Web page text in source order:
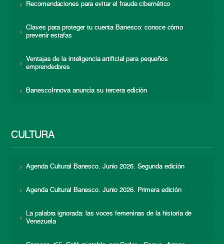
Recomendaciones para evitar el fraude cibernético
Claves para proteger tu cuenta Banesco: conoce cómo
prevenir estafas
Ventajas de la inteligencia artificial para pequeños
emprendedores
BanescoInnova anuncia su tercera edición
CULTURA
Agenda Cultural Banesco. Junio 2026. Segunda edición
Agenda Cultural Banesco. Junio 2026. Primera edición
La palabra ignorada: las voces femeninas de la historia de
Venezuela